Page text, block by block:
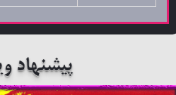
پیشنهاد